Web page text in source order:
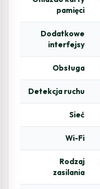
pamięci
Dodatkowe
interfejsy
Obsługa
Detekcja ruchu
Sieć
Wi-Fi
Rodzaj
zasilania